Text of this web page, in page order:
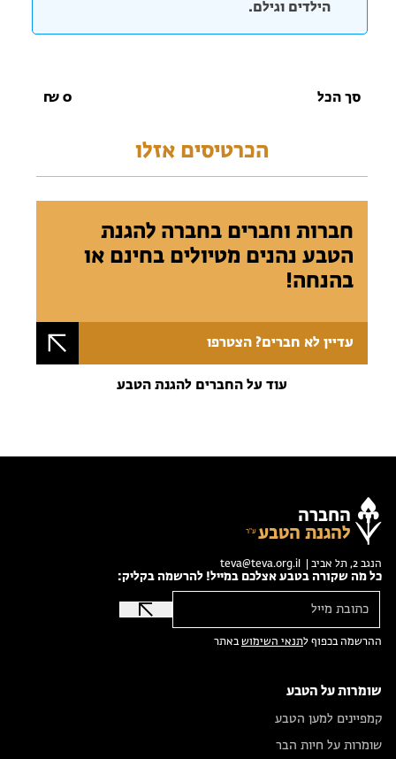
הילדים וגילם.
סך הכל 0
₪
הכרטיסים אזלו
חברות וחברים בחברה להגנת
הטבע נהנים מטיולים בחינם או
בהנחה!
עדיין לא חברים? הצטרפו
עוד על החברים להגנת הטבע
החברה
להגנת הטבע
הנגב 2, תל אביב | teva@teva.org.il
כל מה שקורה בטבע אצלכם במייל! להרשמה בקליק:
ההרשמה בכפוף לתנאי השימושבאתר
שומרות על הטבע
קמפיינים למען הטבע
שומרות על חיות הבר